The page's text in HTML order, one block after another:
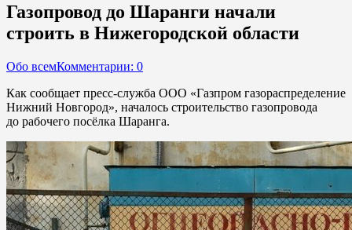
Газопровод до Шаранги начали
строить в Нижегородской области
Обо всемКомментарии: 0
Как сообщает пресс-служба ООО «Газпром газораспределение
Нижний Новгород», началось строительство газопровода
до рабочего посёлка Шаранга.